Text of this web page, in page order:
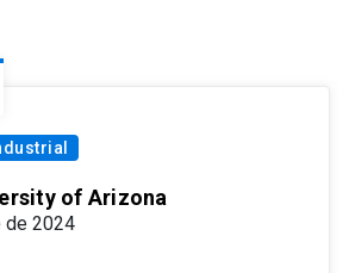
of Arizona
de 2024